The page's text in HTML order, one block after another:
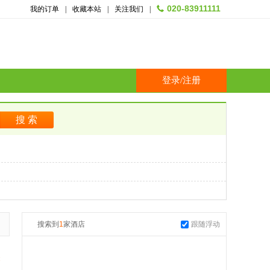
我的订单 收藏本站 关注我们 020-83911111
登录/注册
搜索到 1家酒店 跟随浮动